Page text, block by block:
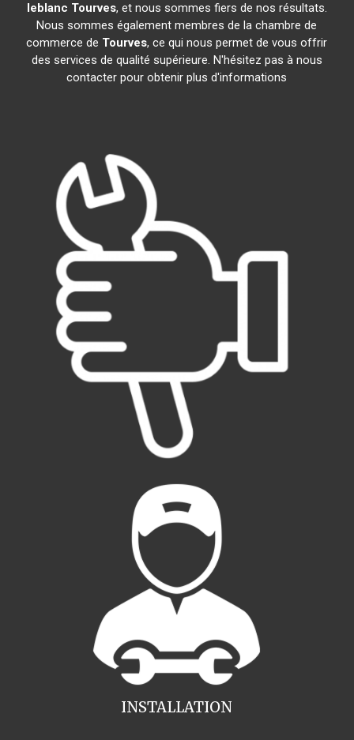
leblanc Tourves, et nous sommes fiers de nos résultats.
Nous sommes également membres de la chambre de
commerce de Tourves, ce qui nous permet de vous offrir
des services de qualité supérieure. N'hésitez pas à nous
contacter pour obtenir plus d'informations
INSTALLATION